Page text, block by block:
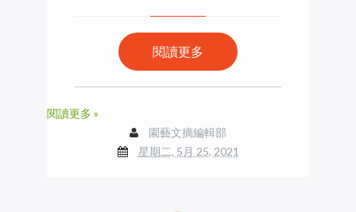
閱讀更多
閱讀更多 »
園藝文摘編輯部
星期二, 5月 25, 2021